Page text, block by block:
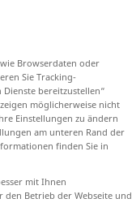
Browserdaten oder
Sie Tracking-
bereitzustellen“
möglicherweise nicht
Einstellungen zu ändern
am unteren Rand der
finden Sie in
mit Ihnen
Betrieb der Webseite und